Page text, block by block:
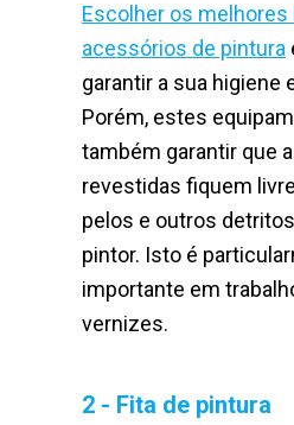
Escolher os melhores
acessórios de pintura
garantir a sua higiene
Porém, estes
também garantir que
revestidas fiquem
pelos e outros
pintor. Isto é
importante em
vernizes.
2 - Fita de pintura